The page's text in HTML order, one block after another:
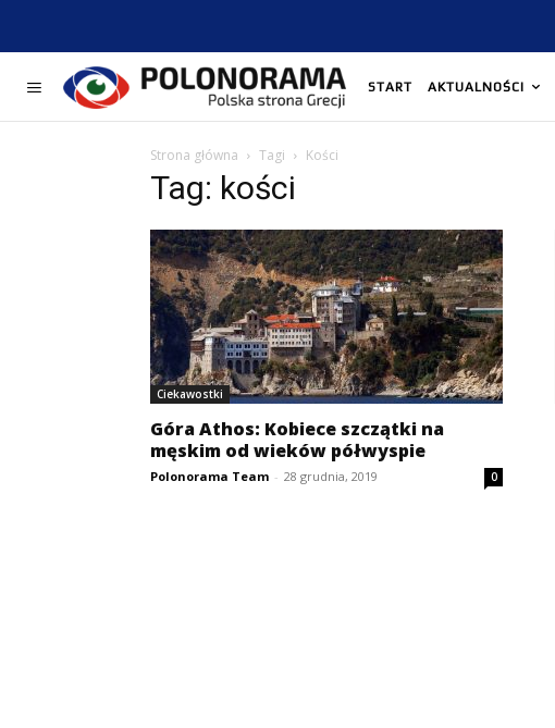
START AKTUALNOŚCI
Strona główna Tagi Kości
Tag: kości
Ciekawostki
Góra Athos: Kobiece szczątki na
męskim od wieków półwyspie
Polonorama Team - 28 grudnia, 2019 0